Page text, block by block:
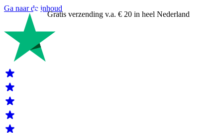
Ga naar de inhoud
Gratis verzending v.a. € 20 in heel Nederland